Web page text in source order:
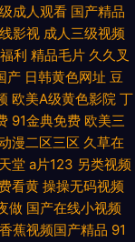
成人观看 国产精品
影视 成人三级视频
利 精品毛片 久久叉
产 日韩黄色网址 豆
欧美A级黄色影院 丁
91金典免费 欧美三
漫二区三区 久草在
堂 a片123 另类视频
看黄 操操无码视频
做 国产在线小视频
香蕉视频国产精品 91